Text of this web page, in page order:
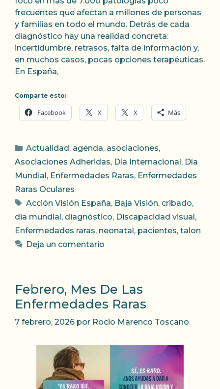
frecuentes que afectan a millones de personas
y familias en todo el mundo. Detrás de cada
diagnóstico hay una realidad concreta:
incertidumbre, retrasos, falta de información y,
en muchos casos, pocas opciones terapéuticas.
En España,
Comparte esto:
Facebook X X Más
Categorías
Actualidad , agenda, asociaciones,
Asociaciones Adheridas, Día Internacional , Día
Mundial , Enfermedades Raras, Enfermedades
Raras Oculares
Etiquetas
Acción Visión España, Baja Visión, cribado,
dia mundial , diagnóstico, Discapacidad visual ,
Enfermedades raras, neonatal , pacientes, talon
Deja un comentario
Febrero, Mes De Las
Enfermedades Raras
7 febrero, 2026 por Rocio Marenco Toscano